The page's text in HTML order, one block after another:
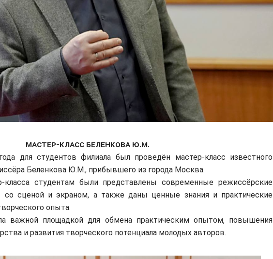
Мастер-класс Беленкова Ю.М.
для студентов филиала был проведён мастер-класс известного
Беленкова Ю.М., прибывшего из города Москва.
класса студентам были представлены современные режиссёрские
сценой и экраном, а также даны ценные знания и практические
опыта.
площадкой для обмена практическим опытом, повышения
и развития творческого потенциала молодых авторов.